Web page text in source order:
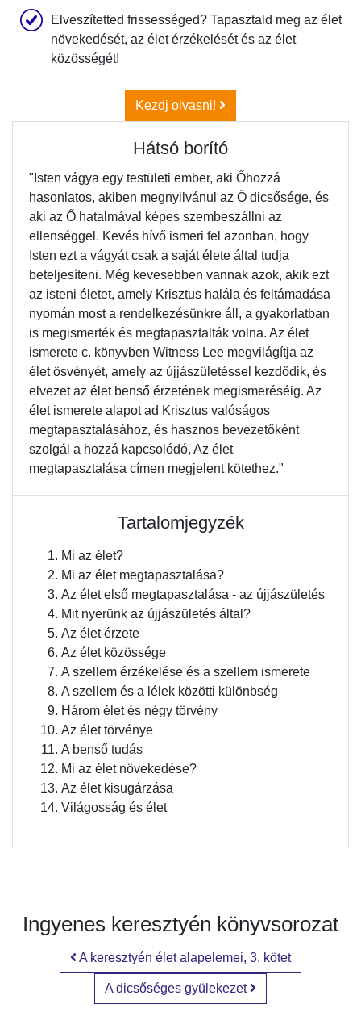
Elveszítetted frissességed? Tapasztald meg az élet
növekedését, az élet érzékelését és az élet
közösségét!
Kezdj olvasni!
Hátsó borító
"Isten vágya egy testületi ember, aki Őhozzá
hasonlatos, akiben megnyilvánul az Ő dicsősége, és
aki az Ő hatalmával képes szembeszállni az
ellenséggel. Kevés hívő ismeri fel azonban, hogy
Isten ezt a vágyát csak a saját élete által tudja
beteljesíteni. Még kevesebben vannak azok, akik ezt
az isteni életet, amely Krisztus halála és feltámadása
nyomán most a rendelkezésünkre áll, a gyakorlatban
is megismerték és megtapasztalták volna. Az élet
ismerete c. könyvben Witness Lee megvilágítja az
élet ösvényét, amely az újjászületéssel kezdődik, és
elvezet az élet benső érzetének megismeréséig. Az
élet ismerete alapot ad Krisztus valóságos
megtapasztalásához, és hasznos bevezetőként
szolgál a hozzá kapcsolódó, Az élet
megtapasztalása címen megjelent kötethez."
Tartalomjegyzék
Mi az élet?
Mi az élet megtapasztalása?
Az élet első megtapasztalása - az újjászületés
Mit nyerünk az újjászületés által?
Az élet érzete
Az élet közössége
A szellem érzékelése és a szellem ismerete
A szellem és a lélek közötti különbség
Három élet és négy törvény
Az élet törvénye
A benső tudás
Mi az élet növekedése?
Az élet kisugárzása
Világosság és élet
Ingyenes keresztyén könyvsorozat
A keresztyén élet alapelemei, 3. kötet
A dicsőséges gyülekezet